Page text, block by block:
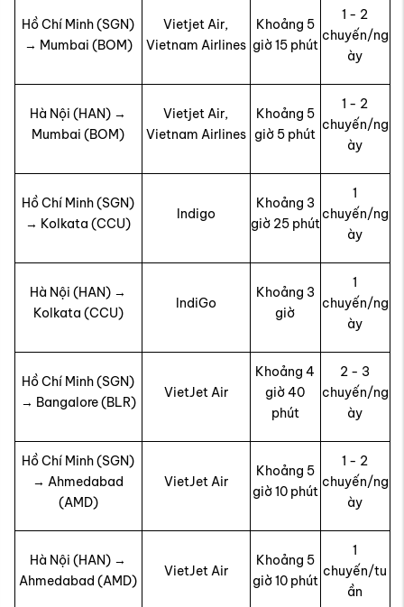
Hồ Chí Minh (SGN)
→ Mumbai (BOM)
Vietjet Air,
Vietnam Airlines
Khoảng 5
giờ 15 phút
1 - 2
chuyến/ng
ày
Hà Nội (HAN) →
Mumbai (BOM)
Vietjet Air,
Vietnam Airlines
Khoảng 5
giờ 5 phút
1 - 2
chuyến/ng
ày
Hồ Chí Minh (SGN)
→ Kolkata (CCU)
Indigo
Khoảng 3
giờ 25 phút
1
chuyến/ng
ày
Hà Nội (HAN) →
Kolkata (CCU)
IndiGo
Khoảng 3
giờ
1
chuyến/ng
ày
Hồ Chí Minh (SGN)
→ Bangalore (BLR)
VietJet Air
Khoảng 4
giờ 40
phút
2 - 3
chuyến/ng
ày
Hồ Chí Minh (SGN)
→ Ahmedabad
(AMD)
VietJet Air
Khoảng 5
giờ 10 phút
1 - 2
chuyến/ng
ày
Hà Nội (HAN) →
Ahmedabad (AMD)
VietJet Air
Khoảng 5
giờ 10 phút
1
chuyến/tu
ần